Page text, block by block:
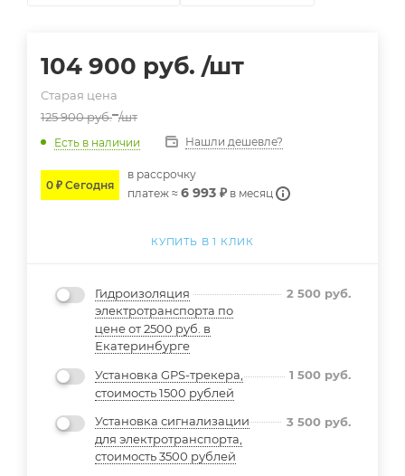
104 900 руб. /шт
Старая цена
125 900руб. /шт
Есть в наличии Нашли дешевле?
0 ₽ Сегодня
в расcрочку
платеж ≈ 6 993 ₽ в месяц
КУПИТЬ В 1 КЛИК
Гидроизоляция
электротранспорта по
цене от 2500 руб. в
Екатеринбурге
2 500 руб.
Установка GPS-трекера,
стоимость 1500 рублей
1 500 руб.
Установка сигнализации
для электротранспорта,
стоимость 3500 рублей
3 500 руб.